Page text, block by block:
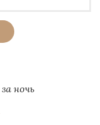
за ночь